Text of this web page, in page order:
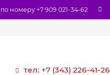
номеру +7 909 021-34-62
тел: +7 (343) 226-41-26